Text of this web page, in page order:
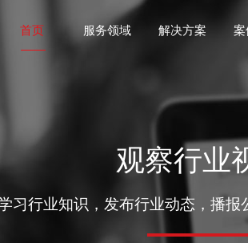
首页 服务领域 解决方案 案
观察行业
习行业知识，发布行业动态，播报